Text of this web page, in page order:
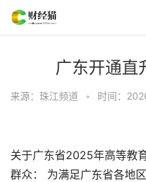
广东开通直
来源：珠江频道 • 时间：
关于广东省2025年高等教
群众： 为满足广东省各地